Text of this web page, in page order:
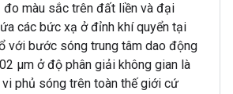
đo màu sắc trên đất liền và đại
các bức xạ ở đỉnh khí quyển tại
với bước sóng trung tâm dao động
µm ở độ phân giải không gian là
phủ sóng trên toàn thế giới cứ